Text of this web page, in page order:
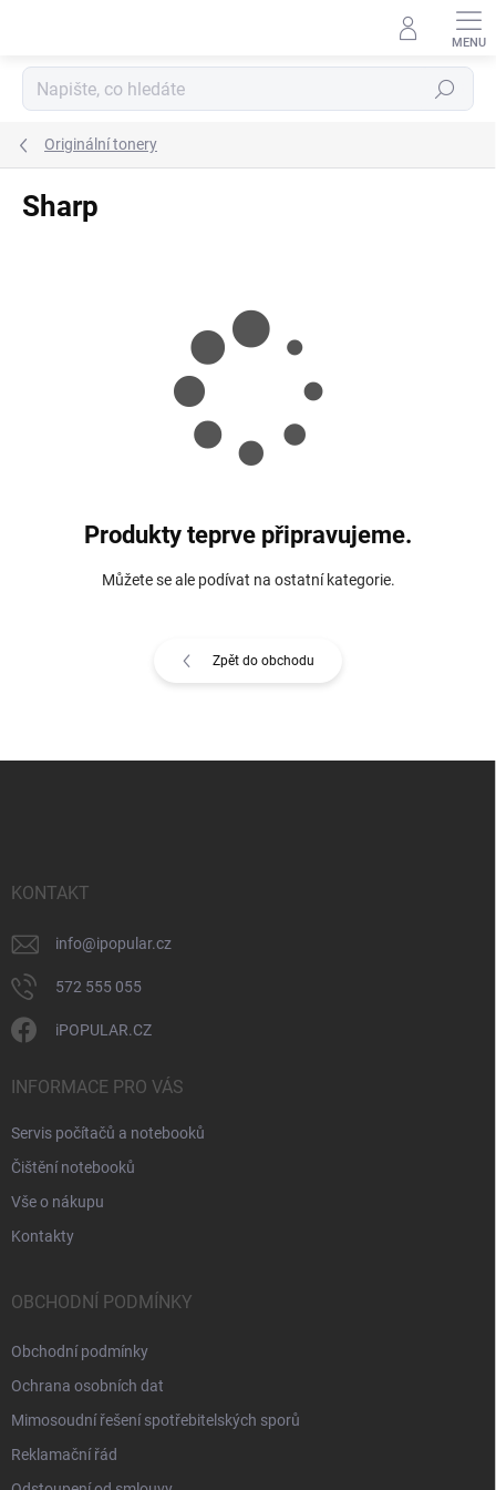
Hledat
Originální tonery
Sharp
Produkty teprve připravujeme.
Můžete se ale podívat na ostatní kategorie.
Zpět do obchodu
KONTAKT
info@ipopular.cz
572 555 055
iPOPULAR.CZ
INFORMACE PRO VÁS
Servis počítačů a notebooků
Čištění notebooků
Vše o nákupu
Kontakty
OBCHODNÍ PODMÍNKY
Obchodní podmínky
Ochrana osobních dat
Mimosoudní řešení spotřebitelských sporů
Reklamační řád